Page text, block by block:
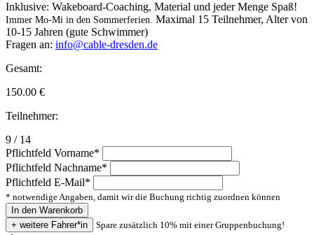
Inklusive: Wakeboard-Coaching, Material und jeder Menge Spaß!
Immer Mo-Mi in den Sommerferien. Maximal 15 Teilnehmer, Alter von
10-15 Jahren (gute Schwimmer)
Fragen an: info@cable-dresden.de
Gesamt:
150.00 €
Teilnehmer:
9 / 14
Pflichtfeld Vorname*
Pflichtfeld Nachname*
Pflichtfeld E-Mail*
* notwendige Angaben, damit wir die Buchung richtig zuordnen können
Spare zusätzlich 10% mit einer Gruppenbuchung!